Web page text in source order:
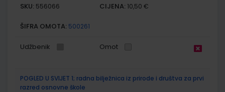
SKU: 556066 CIJENA: 10,50 €
ŠIFRA OMOTA: 500261
Udžbenik Omot
POGLED U SVIJET 1; radna bilježnica iz prirode i društva za prvi
razred osnovne škole